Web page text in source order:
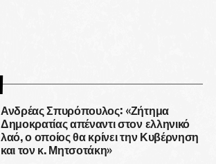
Ανδρέας Σπυρόπουλος: «Ζήτημα
Δημοκρατίας απέναντι στον ελληνικό
λαό, ο οποίος θα κρίνει την Κυβέρνηση
και τον κ. Μητσοτάκη»